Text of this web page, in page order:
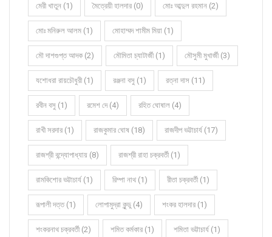
মেরী খাতুন (1) মৈত্রেয়ী হালদার (0) মোঃ আব্দুল রহমান (2)
মোঃ মনিরুল আলম (1) মোহাম্মদ শামীম মিয়া (1)
মৌ দাশগুপ্ত আদক (2) মৌমিতা চ্যাটার্জী (1) মৌসুমী মুখার্জী (3)
যশোধরা রায়চৌধুরী (1) রঞ্জনা বসু (1) রত্না দাস (11)
রবীন বসু (1) রমেশ দে (4) রহিত ঘোষাল (4)
রাখী সরদার (1) রাজকুমার ঘোষ (18) রাজদীপ ভট্টাচার্য (17)
রাজশ্রী বন্দ্যোপাধ্যায় (8) রাজশ্রী রাহা চক্রবর্তী (1)
রামকিশোর ভট্টাচার্য (1) রিম্পা নাথ (1) রীতা চক্রবর্তী (1)
রূপালী দত্ত (1) লোপামুদ্রা কুন্ডু (4) শংকর হালদার (1)
শংকরনাথ চক্রবর্তী (2) শমিত কর্মকার (1) শমিতা ভট্টাচার্য (1)